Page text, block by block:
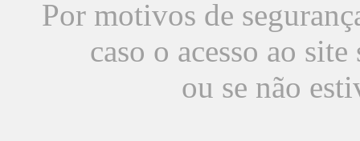
Por motivos de
caso o acesso ao
ou se não